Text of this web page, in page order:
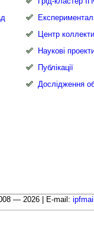
Центр
Наукові
Публікації
Дослідження
— 2026 | E-mail: